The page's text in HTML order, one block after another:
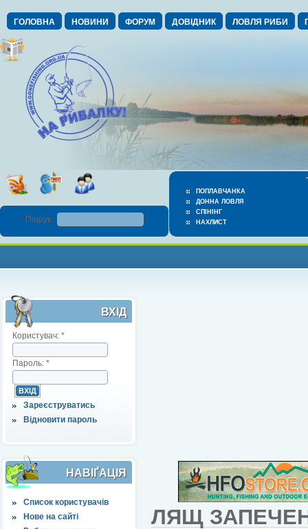
ГОЛОВНА НОВИНИ ФОРУМ ДОВІДНИК ЛОВЛЯ РИБИ
ПОПЛАВЧАНКА
ДОННА ЛОВЛЯ
СПІНІНГ
НАХЛИСТ
Пошук :
ВХІД
Користувач: *
Пароль: *
Зареєструватись
Відновити пароль
НАВІҐАЦІЯ
Список користувачів
Нове на сайті
ЛЯЩ